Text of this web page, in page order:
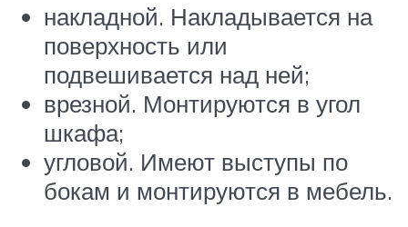
накладной. Накладывается на
поверхность или
подвешивается над ней;
врезной. Монтируются в угол
шкафа;
угловой. Имеют выступы по
бокам и монтируются в мебель.